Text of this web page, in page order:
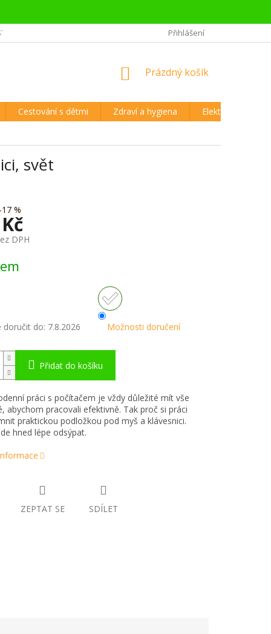
OTÁZKY CESTOVATELŮ REKLAMAČNÍ ŘÁD A VRÁCENÍ ZBOŽÍ
Přihlášení
NÁKUPNÍ
Prázdný košík
Cestování s dětmi Zdraví a hygiena Elektronika
svět
%
DPH
doručit do: 7.8.2026 Možnosti doručení
Přidat do košíku
práci s počítačem je vždy důležité mít vše
abychom pracovali efektivně. Tak proč si práci
praktickou podložkou pod myš a klávesnici.
hned lépe odsýpat.
ZEPTAT SE SDÍLET